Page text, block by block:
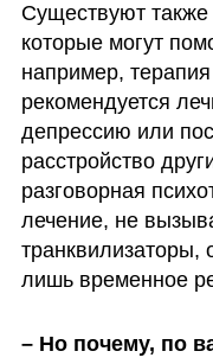
Существуют также
которые могут
например,
рекомендуется
депрессию или
расстройство
разговорная
лечение, не
транквилизаторы,
лишь временное
– Но почему, по